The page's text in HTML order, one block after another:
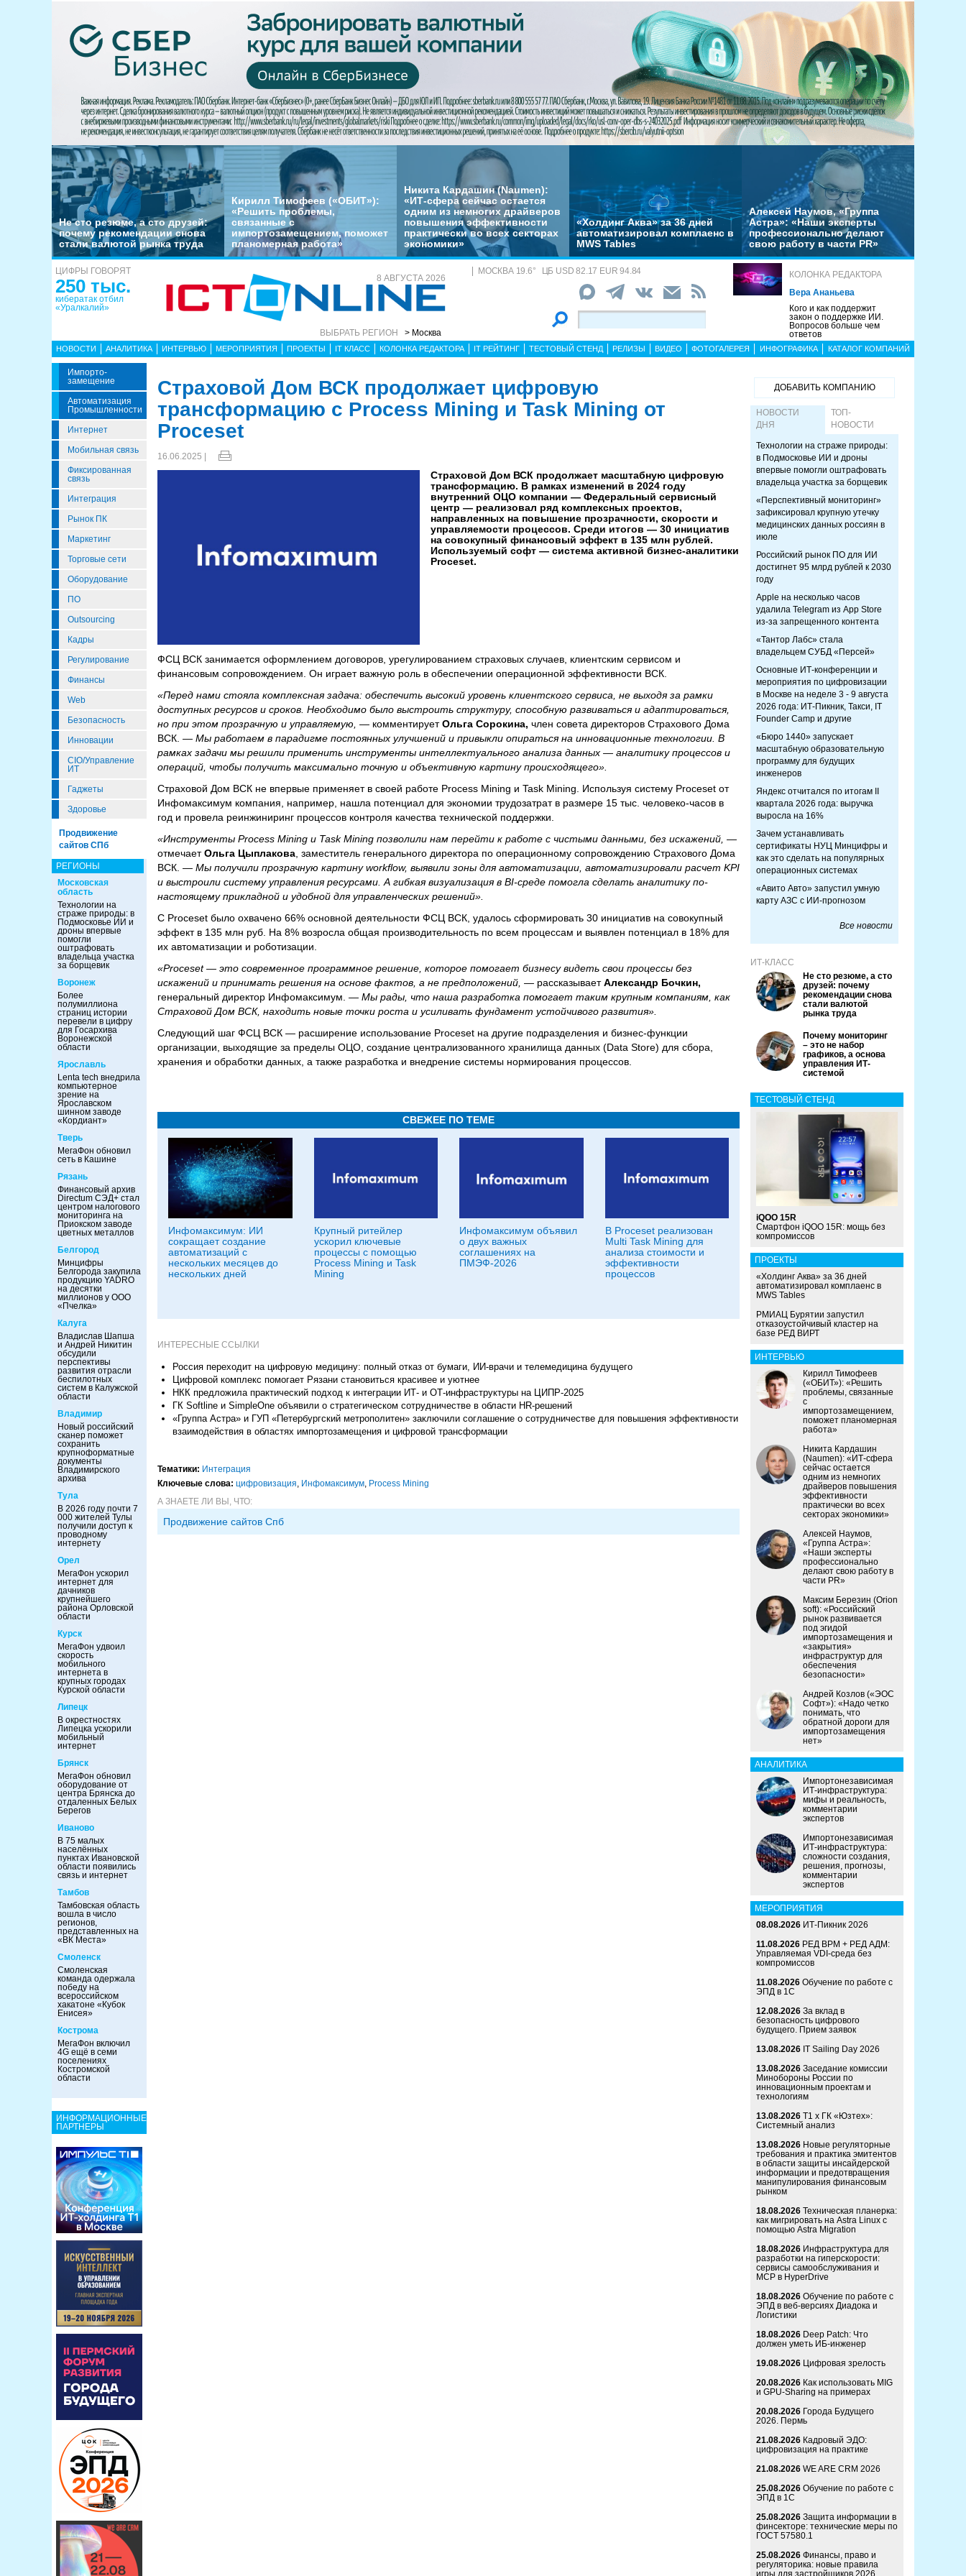
Не сто резюме, а сто друзей:
почему рекомендации снова
стали валютой рынка труда
Кирилл Тимофеев («ОБИТ»):
«Решить проблемы,
связанные с
импортозамещением, поможет
планомерная работа»
Никита Кардашин (Naumen):
«ИТ-сфера сейчас остается
одним из немногих драйверов
повышения эффективности
практически во всех секторах
экономики»
«Холдинг Аква» за 36 дней
автоматизировал комплаенс в
MWS Tables
Алексей Наумов, «Группа
Астра»: «Наши эксперты
профессионально делают
свою работу в части PR»
ЦИФРЫ ГОВОРЯТ
250 тыс.
кибератак отбил
«Уралкалий»
8 АВГУСТА 2026
ВЫБРАТЬ РЕГИОН > Москва
МОСКВА 19.6° ЦБ USD 82.17 EUR 94.84
КОЛОНКА РЕДАКТОРА
Вера Ананьева
Кого и как поддержит
закон о поддержке ИИ.
Вопросов больше чем
ответов
НОВОСТИ АНАЛИТИКА ИНТЕРВЬЮ МЕРОПРИЯТИЯ ПРОЕКТЫ IT КЛАСС КОЛОНКА РЕДАКТОРА IT РЕЙТИНГ ТЕСТОВЫЙ СТЕНД РЕЛИЗЫ ВИДЕО ФОТОГАЛЕРЕЯ ИНФОГРАФИКА КАТАЛОГ КОМПАНИЙ
Импорто­
Замещение
Автоматизация
Промышленности
Интернет
Мобильная связь
Фиксированная
связь
Интеграция
Рынок ПК
Маркетинг
Торговые сети
Оборудование
ПО
Outsourcing
Кадры
Регулирование
Финансы
Web
Безопасность
Инновации
CIO/Управление
ИТ
Гаджеты
Здоровье
Продвижение
сайтов СПб
РЕГИОНЫ
Московская
область
Технологии на
страже природы: в
Подмосковье ИИ и
дроны впервые
помогли
оштрафовать
владельца участка
за борщевик
Воронеж
Более
полумиллиона
страниц истории
перевели в цифру
для Госархива
Воронежской
области
Ярославль
Lenta tech внедрила
компьютерное
зрение на
Ярославском
шинном заводе
«Кордиант»
Тверь
МегаФон обновил
сеть в Кашине
Рязань
Финансовый архив
Directum СЭД+ стал
центром налогового
мониторинга на
Приокском заводе
цветных металлов
Белгород
Минцифры
Белгорода закупила
продукцию YADRO
на десятки
миллионов у ООО
«Пчелка»
Калуга
Владислав Шапша
и Андрей Никитин
обсудили
перспективы
развития отрасли
беспилотных
систем в Калужской
области
Владимир
Новый российский
сканер поможет
сохранить
крупноформатные
документы
Владимирского
архива
Тула
В 2026 году почти 7
000 жителей Тулы
получили доступ к
проводному
интернету
Орел
МегаФон ускорил
интернет для
дачников
крупнейшего
района Орловской
области
Курск
МегаФон удвоил
скорость
мобильного
интернета в
крупных городах
Курской области
Липецк
В окрестностях
Липецка ускорили
мобильный
интернет
Брянск
МегаФон обновил
оборудование от
центра Брянска до
отдаленных Белых
Берегов
Иваново
В 75 малых
населённых
пунктах Ивановской
области появились
связь и интернет
Тамбов
Тамбовская область
вошла в число
регионов,
представленных на
«ВК Места»
Смоленск
Смоленская
команда одержала
победу на
всероссийском
хакатоне «Кубок
Енисея»
Кострома
МегаФон включил
4G ещё в семи
поселениях
Костромской
области
ИНФОРМАЦИОННЫЕ
ПАРТНЕРЫ
Страховой Дом ВСК продолжает цифровую
трансформацию c Process Mining и Task Mining от
Proceset
16.06.2025 |
Страховой Дом ВСК продолжает масштабную цифровую
трансформацию. В рамках изменений в 2024 году
внутренний ОЦО компании — Федеральный сервисный
центр — реализовал ряд комплексных проектов,
направленных на повышение прозрачности, скорости и
управляемости процессов. Среди итогов — 30 инициатив
на совокупный финансовый эффект в 135 млн рублей.
Используемый софт — система активной бизнес-аналитики
Proceset.
ФСЦ ВСК занимается оформлением договоров, урегулированием страховых случаев, клиентским сервисом и
финансовым сопровождением. Он играет важную роль в обеспечении операционной эффективности ВСК.
«Перед нами стояла комплексная задача: обеспечить высокий уровень клиентского сервиса, не выходя за рамки
доступных ресурсов и сроков. Необходимо было выстроить структуру, способную развиваться и адаптироваться,
но при этом прозрачную и управляемую, — комментируетОльга Сорокина, член совета директоров Страхового Дома
ВСК. — Мы работаем в парадигме постоянных улучшений и привыкли опираться на инновационные технологии. В
рамках задачи мы решили применить инструменты интеллектуального анализа данных — аналитику процессов и
операций, чтобы получить максимально точную и объективную картину происходящего».
Страховой Дом ВСК не впервые применяет в своей работе Process Mining и Task Mining. Используя систему Proceset от
Инфомаксимум компания, например, нашла потенциал для экономии трудозатрат в размере 15 тыс. человеко-часов в
год и провела реинжиниринг процессов контроля качества технической поддержки.
«Инструменты Process Mining и Task Mining позволили нам перейти к работе с чистыми данными, без искажений, —
отмечаетОльга Цыплакова , заместитель генерального директора по операционному сопровождению Страхового Дома
ВСК. — Мы получили прозрачную картину workflow, выявили зоны для автоматизации, автоматизировали расчет KPI
и выстроили систему управления ресурсами. А гибкая визуализация в BI-среде помогла сделать аналитику по-
настоящему прикладной и удобной для управленческих решений».
С Proceset было охвачено 66% основной деятельности ФСЦ ВСК, удалось сформировать 30 инициатив на совокупный
эффект в 135 млн руб. На 8% возросла общая производительность по всем процессам и выявлен потенциал в 18% для
их автоматизации и роботизации.
«Proceset — это современное программное решение, которое помогает бизнесу видеть свои процессы без
искажений и принимать решения на основе фактов, а не предположений, — рассказываетАлександр Бочкин,
генеральный директор Инфомаксимум. — Мы рады, что наша разработка помогает таким крупным компаниям, как
Страховой Дом ВСК, находить новые точки роста и усиливать фундамент устойчивого развития».
Следующий шаг ФСЦ ВСК — расширение использование Proceset на другие подразделения и бизнес-функции
организации, выходящие за пределы ОЦО, создание централизованного хранилища данных (Data Store) для сбора,
хранения и обработки данных, а также разработка и внедрение системы нормирования процессов.
СВЕЖЕЕ ПО ТЕМЕ
Инфомаксимум: ИИ
сокращает создание
автоматизаций с
нескольких месяцев до
нескольких дней
Крупный ритейлер
ускорил ключевые
процессы с помощью
Process Mining и Task
Mining
Инфомаксимум объявил
о двух важных
соглашениях на
ПМЭФ-2026
В Proceset реализован
Multi Task Mining для
анализа стоимости и
эффективности
процессов
ИНТЕРЕСНЫЕ ССЫЛКИ
Россия переходит на цифровую медицину: полный отказ от бумаги, ИИ-врачи и телемедицина будущего
Цифровой комплекс помогает Рязани становиться красивее и уютнее
НКК предложила практический подход к интеграции ИТ- и ОТ-инфраструктуры на ЦИПР-2025
ГК Softline и SimpleOne объявили о стратегическом сотрудничестве в области HR-решений
«Группа Астра» и ГУП «Петербургский метрополитен» заключили соглашение о сотрудничестве для повышения эффективности
взаимодействия в областях импортозамещения и цифровой трансформации
Тематики: Интеграция
Ключевые слова: цифровизация, Инфомаксимум, Process Mining
А ЗНАЕТЕ ЛИ ВЫ, ЧТО:
Продвижение сайтов Спб
ДОБАВИТЬ КОМПАНИЮ
НОВОСТИ
ДНЯ
ТОП-
НОВОСТИ
Технологии на страже природы:
в Подмосковье ИИ и дроны
впервые помогли оштрафовать
владельца участка за борщевик
«Перспективный мониторинг»
зафиксировал крупную утечку
медицинских данных россиян в
июле
Российский рынок ПО для ИИ
достигнет 95 млрд рублей к 2030
году
Apple на несколько часов
удалила Telegram из App Store
из-за запрещенного контента
«Тантор Лабс» стала
владельцем СУБД «Персей»
Основные ИТ-конференции и
мероприятия по цифровизации
в Москве на неделе 3 - 9 августа
2026 года: ИТ-Пикник, Такси, IT
Founder Camp и другие
«Бюро 1440» запускает
масштабную образовательную
программу для будущих
инженеров
Яндекс отчитался по итогам II
квартала 2026 года: выручка
выросла на 16%
Зачем устанавливать
сертификаты НУЦ Минцифры и
как это сделать на популярных
операционных системах
«Авито Авто» запустил умную
карту АЗС с ИИ-прогнозом
Все новости
ИТ-КЛАСС
Не сто резюме, а сто
друзей: почему
рекомендации снова
стали валютой
рынка труда
Почему мониторинг
– это не набор
графиков, а основа
управления ИТ-
системой
ТЕСТОВЫЙ СТЕНД
iQOO 15R
Смартфон iQOO 15R: мощь без
компромиссов
ПРОЕКТЫ
«Холдинг Аква» за 36 дней
автоматизировал комплаенс в
MWS Tables
РМИАЦ Бурятии запустил
отказоустойчивый кластер на
базе РЕД ВИРТ
ИНТЕРВЬЮ
Кирилл Тимофеев
(«ОБИТ»): «Решить
проблемы, связанные
с
импортозамещением,
поможет планомерная
работа»
Никита Кардашин
(Naumen): «ИТ-сфера
сейчас остается
одним из немногих
драйверов повышения
эффективности
практически во всех
секторах экономики»
Алексей Наумов,
«Группа Астра»:
«Наши эксперты
профессионально
делают свою работу в
части PR»
Максим Березин (Orion
soft): «Российский
рынок развивается
под эгидой
импортозамещения и
«закрытия»
инфраструктур для
обеспечения
безопасности»
Андрей Козлов («ЭОС
Софт»): «Надо четко
понимать, что
обратной дороги для
импортозамещения
нет»
АНАЛИТИКА
Импортонезависимая
ИТ-инфраструктура:
мифы и реальность,
комментарии
экспертов
Импортонезависимая
ИТ-инфраструктура:
сложности создания,
решения, прогнозы,
комментарии
экспертов
МЕРОПРИЯТИЯ
08.08.2026 ИТ-Пикник 2026
11.08.2026 РЕД ВРМ + РЕД АДМ:
Управляемая VDI-среда без
компромиссов
11.08.2026 Обучение по работе с
ЭПД в 1С
12.08.2026 За вклад в
безопасность цифрового
будущего. Прием заявок
13.08.2026 IT Sailing Day 2026
13.08.2026 Заседание комиссии
Минобороны России по
инновационным проектам и
технологиям
13.08.2026 Т1 x ГК «Юзтех»:
Системный анализ
13.08.2026 Новые регуляторные
требования и практика эмитентов
в области защиты инсайдерской
информации и предотвращения
манипулирования финансовым
рынком
18.08.2026 Техническая планерка:
как мигрировать на Astra Linux с
помощью Astra Migration
18.08.2026 Инфраструктура для
разработки на гиперскорости:
сервисы самообслуживания и
MCP в HyperDrive
18.08.2026 Обучение по работе с
ЭПД в веб-версиях Диадока и
Логистики
18.08.2026 Deep Patch: Что
должен уметь ИБ-инженер
19.08.2026 Цифровая зрелость
20.08.2026 Как использовать MIG
и GPU-Sharing на примерах
20.08.2026 Города Будущего
2026. Пермь
21.08.2026 Кадровый ЭДО:
цифровизация на практике
21.08.2026 WE ARE CRM 2026
25.08.2026 Обучение по работе с
ЭПД в 1С
25.08.2026 Защита информации в
финсекторе: технические меры по
ГОСТ 57580.1
25.08.2026 Финансы, право и
регуляторика: новые правила